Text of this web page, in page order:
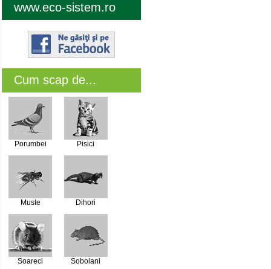
www.eco-sistem.ro
Cum scap de...
Porumbei Pisici
Muste Dihori
Soareci Sobolani